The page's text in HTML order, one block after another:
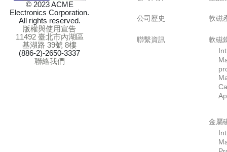
© 2023 ACME
Electronics Corporation.
All rights reserved.
版權與使用宣告
11492 臺北市內湖區
基湖路 39號 8樓
(886-2)-2650-3337
聯絡我們